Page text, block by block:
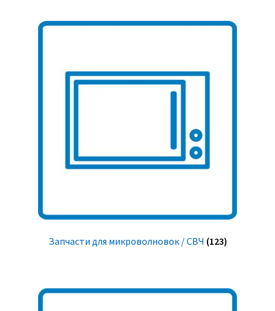
Запчасти для микроволновок / СВЧ (123)